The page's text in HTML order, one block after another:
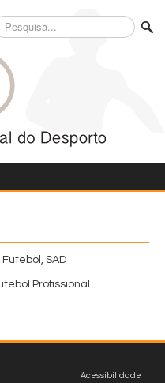
SAD
Profissional
Acessibilidade